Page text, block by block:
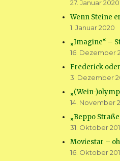
27. Januar 2020
Wenn Steine
1. Januar 2020
„Imagine“ –
16. Dezember
Frederick
3. Dezember
„(Wein-
14. November
„Beppo
31. Oktober
Moviestar –
16. Oktober